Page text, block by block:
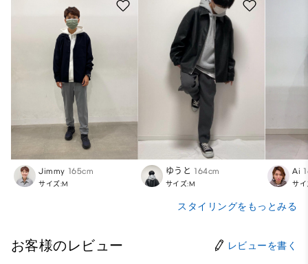
Jimmy 165cm
サイズ:M
ゆうと 164cm
サイズ:M
Ai
サイ
スタイリングをもっとみる
お客様のレビュー レビューを書く